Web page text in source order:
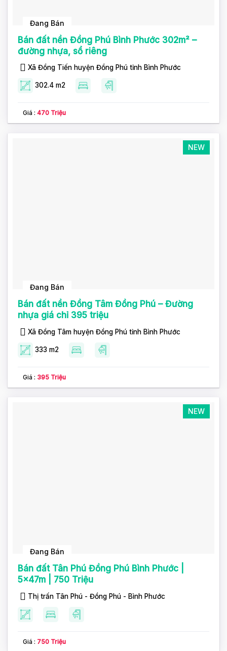
Đang Bán
Bán đất nền Đồng Phú Bình Phước 302m² –
đường nhựa, sổ riêng
Xã Đồng Tiến huyện Đồng Phú tỉnh Bình Phước
302.4 m2
Giá : 470 Triệu
Đang Bán
NEW
Bán đất nền Đồng Tâm Đồng Phú – Đường
nhựa giá chỉ 395 triệu
Xã Đồng Tâm huyện Đồng Phú tỉnh Bình Phước
333 m2
Giá : 395 Triệu
Đang Bán
NEW
Bán đất Tân Phú Đồng Phú Bình Phước |
5x47m | 750 Triệu
Thị trấn Tân Phú - Đồng Phú - Bình Phước
Giá : 750 Triệu